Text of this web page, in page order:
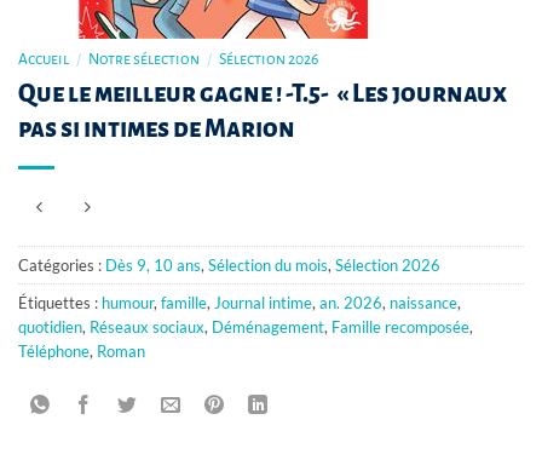
Accueil / Notre sélection / Sélection 2026
Que le meilleur gagne ! -T.5- « Les journaux
pas si intimes de Marion
Catégories : Dès 9, 10 ans,Sélection du mois,Sélection 2026
Étiquettes : humour,famille,Journal intime,an. 2026, naissance,
quotidien, Réseaux sociaux, Déménagement, Famille recomposée,
Téléphone, Roman